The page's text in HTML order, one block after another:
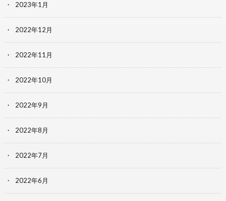
2023年1月
2022年12月
2022年11月
2022年10月
2022年9月
2022年8月
2022年7月
2022年6月